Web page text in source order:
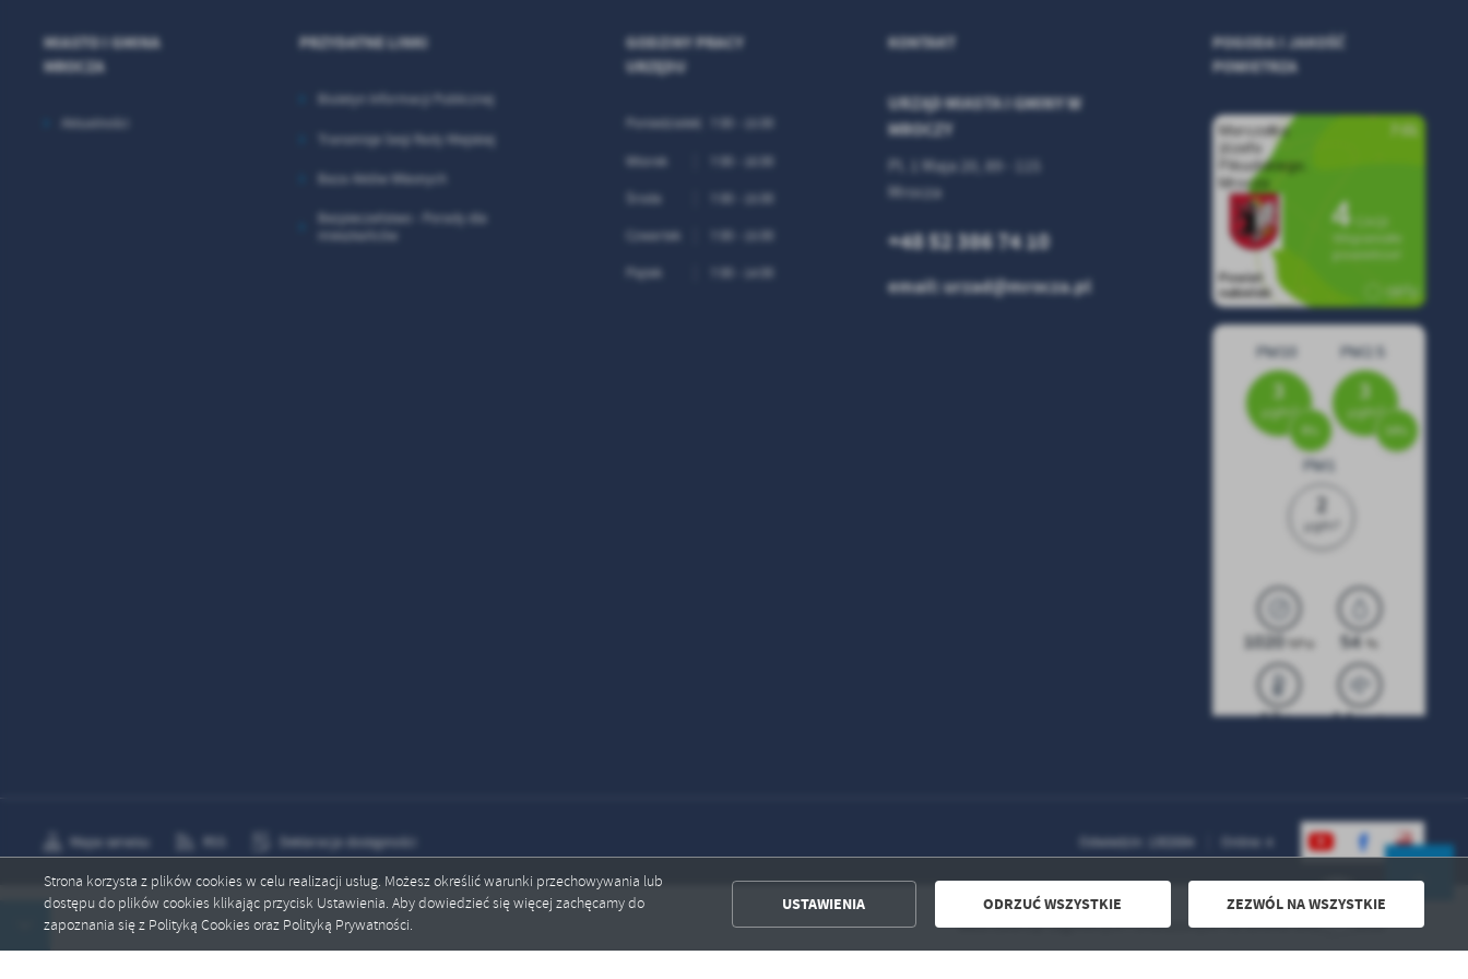
Strona korzysta z plików cookies w celu realizacji usług. Możesz określić warunki przechowywania lub
dostępu do plików cookies klikając przycisk Ustawienia. Aby dowiedzieć się więcej zachęcamy do
zapoznania się z Polityką Cookies oraz Polityką Prywatności.
USTAWIENIA ODRZUĆ WSZYSTKIE ZEZWÓL NA WSZYSTKIE
MIASTO I GMINA
MROCZA
Aktualności
PRZYDATNE LINKI
Biuletyn Informacji Publicznej
Transmisje Sesji Rady Miejskiej
Baza Aktów Własnych
Bezpieczeństwo - Porady dla
mieszkańców
GODZINY PRACY
URZĘDU
Poniedziałek
Wtorek
Środa
Czwartek
Piątek 7:00 - 14:00
KONTAKT
URZĄD MIASTA I GMINY W
MROCZY
Pl. 1 Maja 20, 89 - 115
Mrocza
+48 52 386 74 10
email: urzad@mrocza.pl
POGODA I JAKOŚĆ
POWIETRZA
Mapa serwisu Deklaracja dostępności Odwiedzin: 1302684 Online: 4
Copyright by mrocza.pl Powered by 2ClickPortal® - Portale nowej generacji
DO GÓRY
Baza zwierząt zaginionych i znalezionych na terenie Gminy Mrocza